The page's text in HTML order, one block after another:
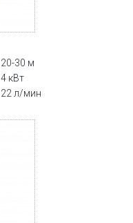
20-30 м
4 кВт
22 л/мин